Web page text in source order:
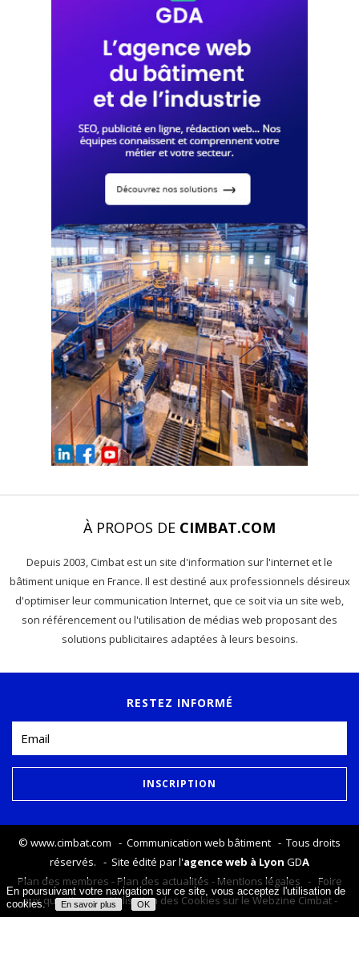
À PROPOS DE CIMBAT.COM
Depuis 2003, Cimbat est un site d'information sur l'internet et le
bâtiment unique en France. Il est destiné aux professionnels désireux
d'optimiser leur communication Internet, que ce soit via un site web,
son référencement ou l'utilisation de médias web proposant des
solutions publicitaires adaptées à leurs besoins.
RESTEZ INFORMÉ
© www.cimbat.com - Communication web bâtiment - Tous droits
réservés. - Site édité par l'agence web à Lyon GDA
Plan des membres -Plan des actualités -Mentions légales - Foire
aux questions-Utilisation des Cookies sur le Webzine Cimbat-
En poursuivant votre navigation sur ce site, vous acceptez l'utilisation de
cookies.
En savoir plus OK